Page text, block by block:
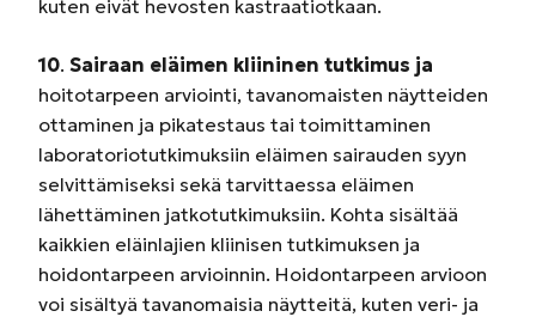
kuten eivät hevosten kastraatiotkaan.
10. Sairaan eläimen kliininen tutkimus ja
hoitotarpeen arviointi, tavanomaisten näytteiden
ottaminen ja pikatestaus tai toimittaminen
laboratoriotutkimuksiin eläimen sairauden syyn
selvittämiseksi sekä tarvittaessa eläimen
lähettäminen jatkotutkimuksiin. Kohta sisältää
kaikkien eläinlajien kliinisen tutkimuksen ja
hoidontarpeen arvioinnin. Hoidontarpeen arvioon
voi sisältyä tavanomaisia näytteitä, kuten veri- ja